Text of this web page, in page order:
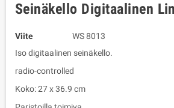
Seinäkello Digitaalinen
Viite
WS 8013
Iso digitaalinen seinäkello.
radio-controlled
Koko: 27 x 36.9 cm